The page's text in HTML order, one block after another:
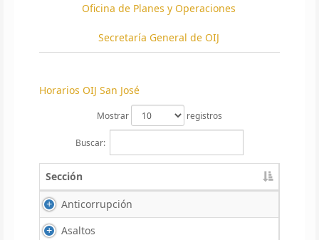
Oficina de Planes y Operaciones
Secretaría General de OIJ
Horarios OIJ San José
Mostrar registros
Buscar:
Sección
Anticorrupción
Asaltos